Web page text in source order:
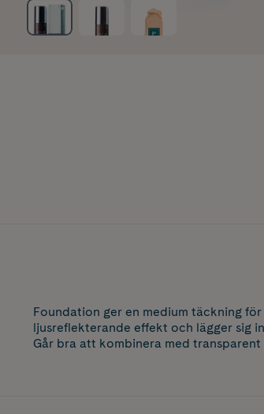
Foundation ger en medium täckning
ljusreflekterande effekt och lägger sig
Går bra att kombinera med